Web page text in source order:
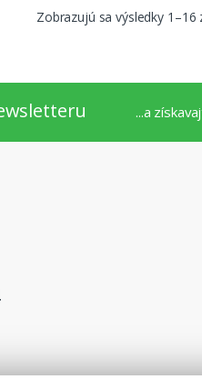
Zobrazujú sa výsledky 1–16
...a